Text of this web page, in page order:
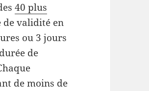
40 plus
de validité en
ou 3 jours
de
de moins de